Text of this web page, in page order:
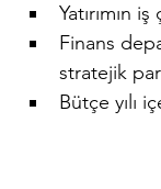
Yatırımın
Finans
stratejik
Bütçe yılı